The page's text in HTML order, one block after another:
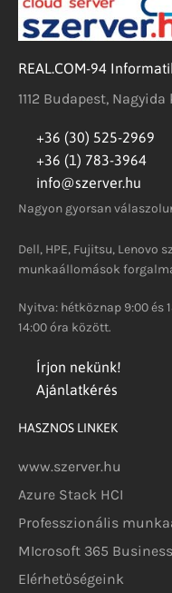
REAL.COM-94
1112 Budapest, Nagyida
+36 (30) 525-2969
+36 (1) 783-3964
info@szerver.hu
Nagyon gyorsan
Dell, HPE, Fujitsu, Lenovo
munkaállomások
Nyitva: hétköznap 9:00 és
14:00 óra között.
Írjon nekünk!
Ajánlatkérés
HASZNOS LINKEK
www.szerver.hu
Azure Stack HCI
Professzionális
MIcrosoft 365 Business
Elérhetőségeink